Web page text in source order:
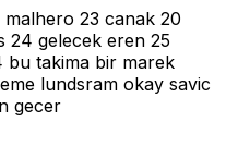
23 canak 20
24 gelecek eren 25
bu takima bir marek
lundsram okay savic
gecer